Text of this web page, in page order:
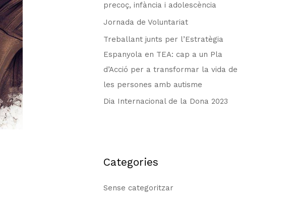
precoç, infància i adolescència
Jornada de Voluntariat
Treballant junts per l’Estratègia
Espanyola en TEA: cap a un Pla
d’Acció per a transformar la vida de
les persones amb autisme
Dia Internacional de la Dona 2023
Categories
Sense categoritzar